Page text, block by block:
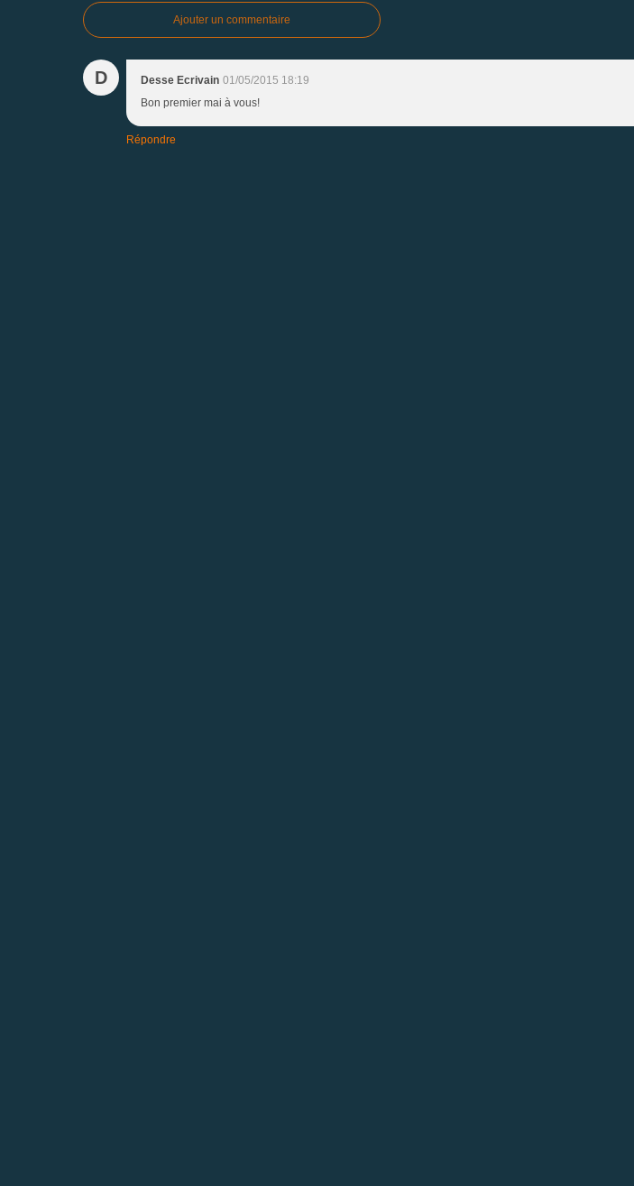
Ajouter un commentaire
D Desse Ecrivain 01/05/2015 18:19
Bon premier mai à vous!
Répondre